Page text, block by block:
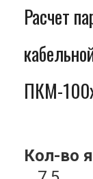
Расчет
ПКМ-
Кол-во